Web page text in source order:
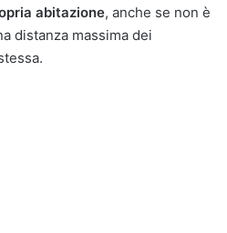
abitazione, anche se non è
distanza massima dei